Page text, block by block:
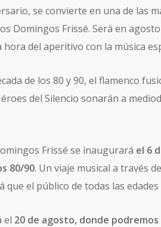
se convierte en una de las
Domingos Frissé. Será en
del aperitivo con la música
de los 80 y 90, el flamenco
del Silencio sonarán a
Frissé se inaugurará el 6
80/90. Un viaje musical a través
que el público de todas las
el 20 de agosto, donde